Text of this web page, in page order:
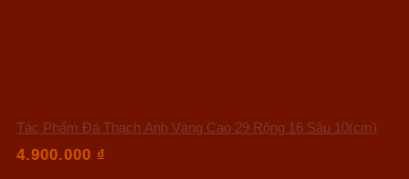
Tác Phẩm Đá Thạch Anh Vàng Cao 29 Rộng 16 Sâu 10(cm)
4.900.000 ₫